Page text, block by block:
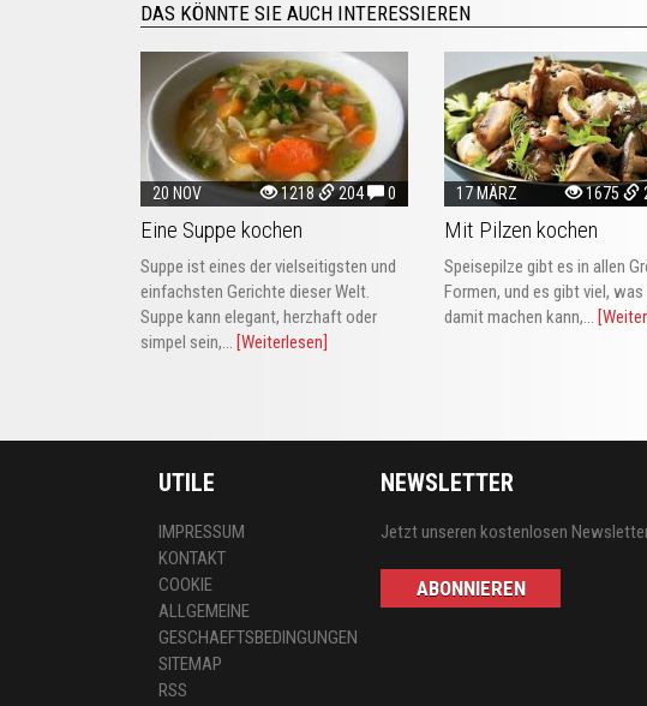
DAS KÖNNTE SIE AUCH INTERESSIEREN
20 NOV 1218 204 0
Eine Suppe kochen
Suppe ist eines der vielseitigsten und
einfachsten Gerichte dieser Welt.
Suppe kann elegant, herzhaft oder
simpel sein,... [Weiterlesen]
17 MÄRZ 1675
Mit Pilzen kochen
Speisepilze gibt es in allen
Formen, und es gibt viel, was
damit machen kann,...
UTILE
IMPRESSUM
KONTAKT
COOKIE
ALLGEMEINE
GESCHAEFTSBEDINGUNGEN
SITEMAP
RSS
NEWSLETTER
Jetzt unseren kostenlosen
ABONNIEREN